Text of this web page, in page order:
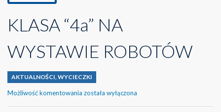
KLASA “4a” NA
WYSTAWIE ROBOTÓW
AKTUALNOŚCI WYCIECZKI
Możliwość komentowania KLASA
została wyłączona